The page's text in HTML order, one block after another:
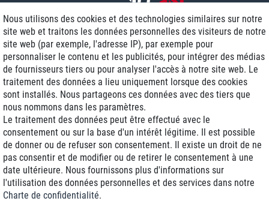
Livraison J+1
Frais d'expédition réduits
Reconditionnée avec garantie
+33 1 70 99 07 94 *
Nous utilisons des cookies et des technologies similaires sur notre
site web et traitons les données personnelles des visiteurs de notre
site web (par exemple, l'adresse IP), par exemple pour
personnaliser le contenu et les publicités, pour intégrer des médias
de fournisseurs tiers ou pour analyser l'accès à notre site web. Le
traitement des données a lieu uniquement lorsque des cookies
sont installés. Nous partageons ces données avec des tiers que
nous nommons dans les paramètres.
Le traitement des données peut être effectué avec le
consentement ou sur la base d'un intérêt légitime. Il est possible
de donner ou de refuser son consentement. Il existe un droit de ne
pas consentir et de modifier ou de retirer le consentement à une
date ultérieure. Nous fournissons plus d'informations sur
l'utilisation des données personnelles et des services dans notre
Charte de confidentialité.